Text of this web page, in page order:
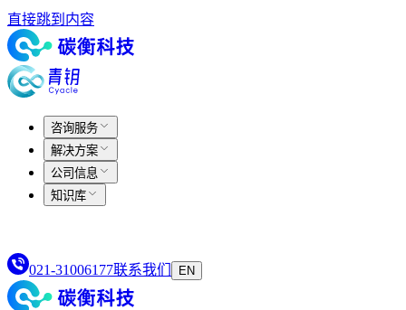
直接跳到内容
咨询服务
解决方案
公司信息
知识库
021-31006177联系我们 EN